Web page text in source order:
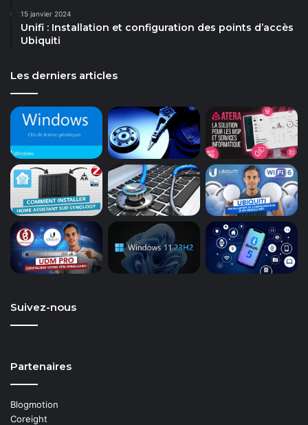
15 janvier 2024
Unifi : Installation et configuration des points d’accès
Ubiquiti
Les derniers articles
Suivez-nous
Partenaires
Blogmotion
Coreight